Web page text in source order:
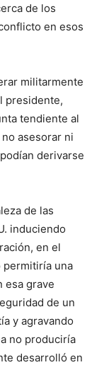
de los
en esos
militarmente
presidente,
tendiente al
asesorar ni
derivarse
de las
induciendo
en el
permitiría una
esa grave
de un
y agravando
no produciría
desarrolló en